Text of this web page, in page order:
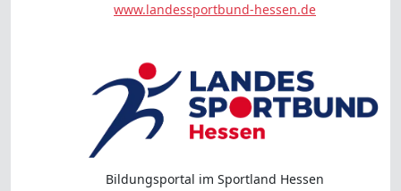
www.landessportbund-hessen.de
Bildungsportal im Sportland Hessen